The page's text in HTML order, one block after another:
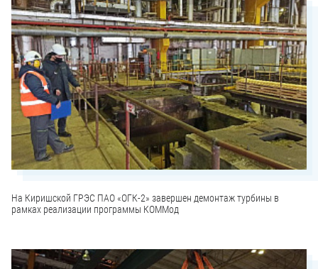
На Киришской ГРЭС ПАО «ОГК-2» завершен демонтаж турбины в
рамках реализации программы КОММод